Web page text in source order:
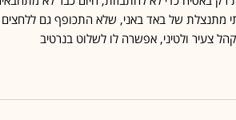
מתנצלת של באד באני, שלא התכופף גם